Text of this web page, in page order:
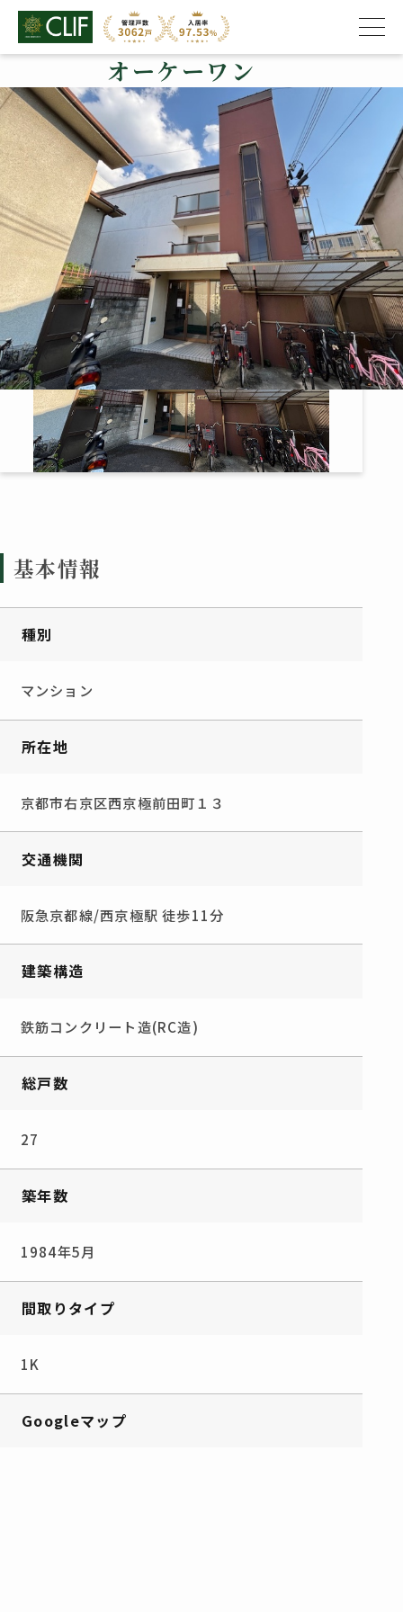
オーケーワン
株式会社クライフ>管理物件の紹介 >オーケーワン
オーケーワン
基本情報
種別
マンション
所在地
京都市右京区西京極前田町１３
交通機関
阪急京都線/西京極駅 徒歩11分
建築構造
鉄筋コンクリート造(RC造)
総戸数
27
築年数
1984年5月
間取りタイプ
1K
Googleマップ